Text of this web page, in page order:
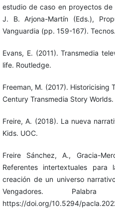
estudio de caso en proyectos de
J. B. Arjona-Martín (Eds.),
Vanguardia (pp. 159-167). Tecnos.
Evans, E. (2011). Transmedia
life. Routledge.
Freeman, M. (2017). Historicising
Century Transmedia Story
Freire, A. (2018). La nueva
Kids. UOC.
Freire Sánchez, A., Gracia-
Referentes intertextuales
creación de un universo
Vengadores.
https://doi.org/10.5294/